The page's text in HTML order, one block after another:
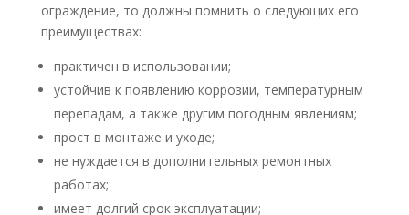
ограждение, то должны помнить о следующих его
преимуществах:
практичен в использовании;
устойчив к появлению коррозии, температурным
перепадам, а также другим погодным явлениям;
прост в монтаже и уходе;
не нуждается в дополнительных ремонтных
работах;
имеет долгий срок эксплуатации;